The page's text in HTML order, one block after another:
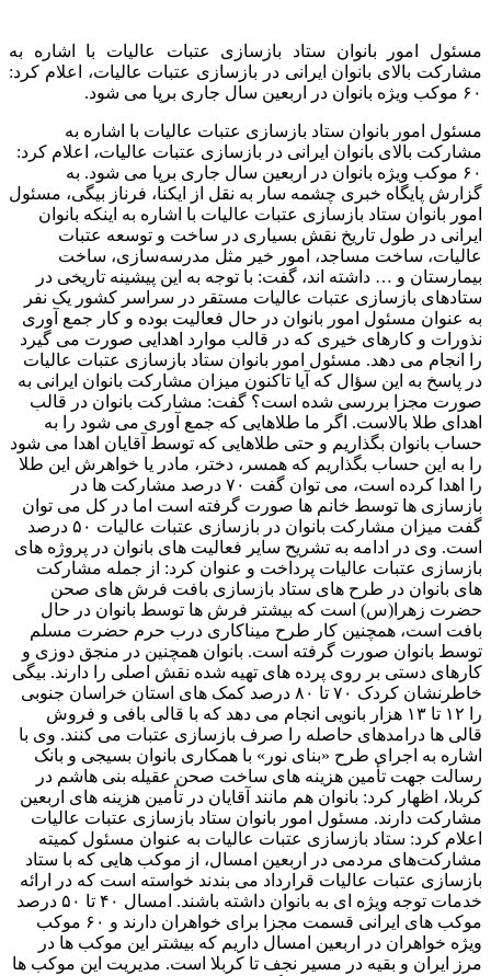
مسئول امور بانوان ستاد بازسازی عتبات عالیات با اشاره به
مشارکت بالای بانوان ایرانی در بازسازی عتبات عالیات، اعلام کرد:
۶۰ موکب ویژه بانوان در اربعین سال جاری برپا می شود.
مسئول امور بانوان ستاد بازسازی عتبات عالیات با اشاره به
مشارکت بالای بانوان ایرانی در بازسازی عتبات عالیات، اعلام کرد:
۶۰ موکب ویژه بانوان در اربعین سال جاری برپا می شود. به
گزارش پایگاه خبری چشمه سار به نقل از ایکنا، فرناز بیگی، مسئول
امور بانوان ستاد بازسازی عتبات عالیات با اشاره به اینکه بانوان
ایرانی در طول تاریخ نقش بسیاری در ساخت و توسعه عتبات
عالیات، ساخت مساجد، امور خیر مثل مدرسه‌سازی، ساخت
بیمارستان و … داشته اند، گفت: با توجه به این پیشینه تاریخی در
ستادهای بازسازی عتبات عالیات مستقر در سراسر کشور یک نفر
به عنوان مسئول امور بانوان در حال فعالیت بوده و کار جمع آوری
نذورات و کارهای خیری که در قالب موارد اهدایی صورت می گیرد
را انجام می دهد. مسئول امور بانوان ستاد بازسازی عتبات عالیات
در پاسخ به این سؤال که آیا تاکنون میزان مشارکت بانوان ایرانی به
صورت مجزا بررسی شده است؟ گفت: مشارکت بانوان در قالب
اهدای طلا بالاست. اگر ما طلاهایی که جمع آوری می شود را به
حساب بانوان بگذاریم و حتی طلاهایی که توسط آقایان اهدا می شود
را به این حساب بگذاریم که همسر، دختر، مادر یا خواهرش این طلا
را اهدا کرده است، می توان گفت ۷۰ درصد مشارکت ها در
بازسازی ها توسط خانم ها صورت گرفته است اما در کل می توان
گفت میزان مشارکت بانوان در بازسازی عتبات عالیات ۵۰ درصد
است. وی در ادامه به تشریح سایر فعالیت های بانوان در پروژه های
بازسازی عتبات عالیات پرداخت و عنوان کرد: از جمله مشارکت
های بانوان در طرح های ستاد بازسازی بافت فرش های صحن
حضرت زهرا(س) است که بیشتر فرش ها توسط بانوان در حال
بافت است، همچنین کار طرح میناکاری درب حرم حضرت مسلم
توسط بانوان صورت گرفته است. بانوان همچنین در منجق دوزی و
کارهای دستی بر روی پرده های تهیه شده نقش اصلی را دارند. بیگی
خاطرنشان کردک ۷۰ تا ۸۰ درصد کمک های استان خراسان جنوبی
را ۱۲ تا ۱۳ هزار بانویی انجام می دهد که با قالی بافی و فروش
قالی ها درامدهای حاصله را صرف بازسازی عتبات می کنند. وی با
اشاره به اجرای طرح «بنای نور» با همکاری بانوان بسیجی و بانک
رسالت جهت تأمین هزینه های ساخت صحن عقیله بنی هاشم در
کربلا، اظهار کرد: بانوان هم مانند آقایان در تأمین هزینه های اربعین
مشارکت دارند. مسئول امور بانوان ستاد بازسازی عتبات عالیات
اعلام کرد: ستاد بازسازی عتبات عالیات به عنوان مسئول کمیته
مشارکت‌های مردمی در اربعین امسال، از موکب هایی که با ستاد
بازسازی عتبات عالیات قرارداد می بندند خواسته است که در ارائه
خدمات توجه ویژه ای به بانوان داشته باشند. امسال ۴۰ تا ۵۰ درصد
موکب های ایرانی قسمت مجزا برای خواهران دارند و ۶۰ موکب
ویژه خواهران در اربعین امسال داریم که بیشتر این موکب ها در
مرز ایران و بقیه در مسیر نجف تا کربلا است. مدیریت این موکب ها